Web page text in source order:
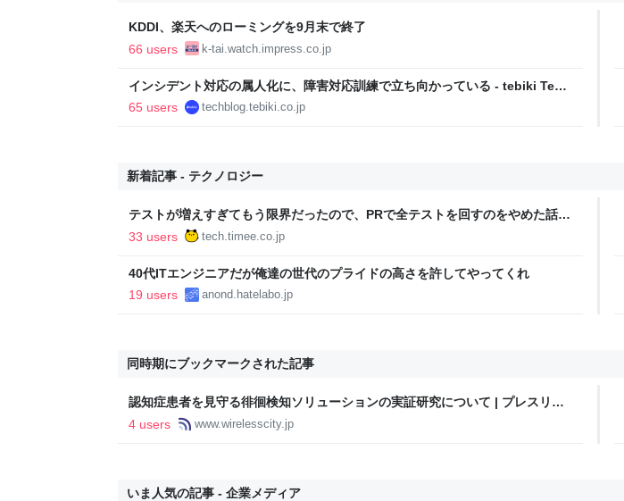
KDDI、楽天へのローミングを9月末で終了
66 users
k-tai.watch.impress.co.jp
インシデント対応の属人化に、障害対応訓練で立ち向かっている - tebiki Tech
Blog
65 users techblog.tebiki.co.jp
新着記事 - テクノロジー
テストが増えすぎてもう限界だったので、PRで全テストを回すのをやめた話 -
Timee Product Team Blog
33 users tech.timee.co.jp
40代ITエンジニアだが俺達の世代のプライドの高さを許してやってくれ
19 users
anond.hatelabo.jp
同時期にブックマークされた記事
認知症患者を見守る徘徊検知ソリューションの実証研究について | プレスリリ
ース | Wireless City Planning 株式会社
4 users www.wirelesscity.jp
いま人気の記事 - 企業メディア